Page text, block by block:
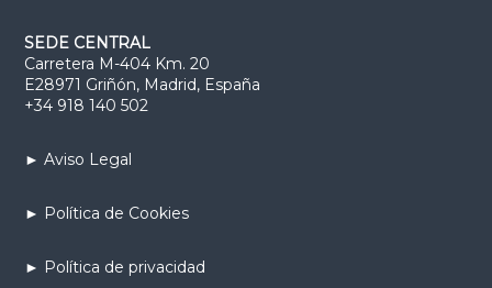
SEDE CENTRAL
Carretera M-404 Km. 20
E28971 Griñón, Madrid, España
+34 918 140 502
► Aviso Legal
► Política de Cookies
► Política de privacidad